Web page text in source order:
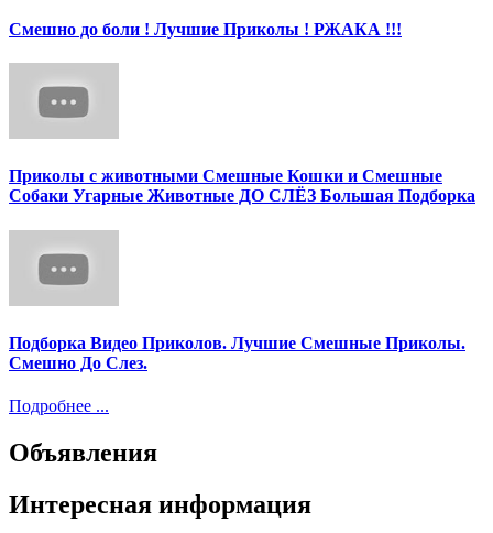
Смешно до боли ! Лучшие Приколы ! РЖАКА !!!
Приколы с животными Смешные Кошки и Смешные
Собаки Угарные Животные ДО СЛЁЗ Большая Подборка
Подборка Видео Приколов. Лучшие Смешные Приколы.
Смешно До Слез.
Подробнее ...
Объявления
Интересная информация